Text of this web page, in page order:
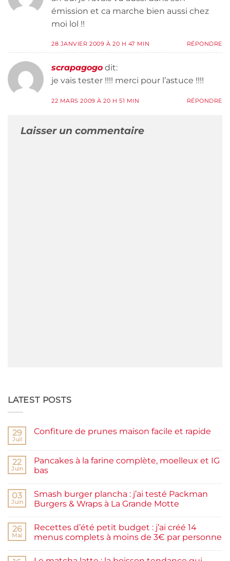
émission et ca marche bien aussi chez
moi lol !!
28 JANVIER 2009 À 20 H 47 MIN RÉPONDRE
scrapagogo dit:
je vais tester !!!! merci pour l’astuce !!!!
22 MARS 2009 À 20 H 51 MIN RÉPONDRE
Laisser un commentaire
LATEST POSTS
29
Juil
Confiture de prunes maison facile et rapide
Confiture
de
prunes
et
rapide
22
Juin
Pancakes à la farine complète, moelleux et IG
bas
sur
Pancakes
à
complète,
moelleux
et
03
Juin
Smash burger plancha : j’ai testé Packman
Burgers & Wraps à La Grande Motte
sur
Smash
burger
26
Mai
Recettes d’été petit budget : j’ai créé 14
menus complets à moins de 3€ par personne